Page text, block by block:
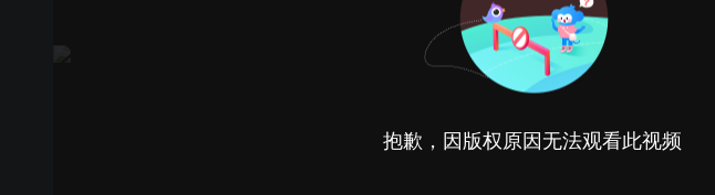
抱歉，因版权原因无法观看此视频